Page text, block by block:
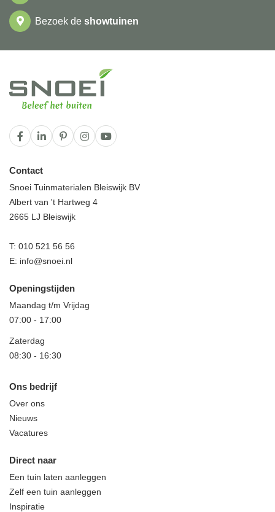
Bezoek de showtuinen
Contact
Snoei Tuinmaterialen Bleiswijk BV
Albert van 't Hartweg 4
2665 LJ Bleiswijk
T: 010 521 56 56
E: info@snoei.nl
Openingstijden
Maandag t/m Vrijdag
07:00 - 17:00
Zaterdag
08:30 - 16:30
Ons bedrijf
Over ons
Nieuws
Vacatures
Direct naar
Een tuin laten aanleggen
Zelf een tuin aanleggen
Inspiratie